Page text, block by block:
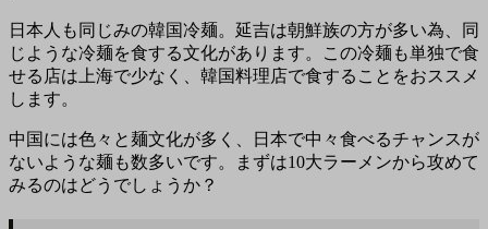
日本人も同じみの韓国冷麺。延吉は朝鮮族の方が多い為、同
じような冷麺を食する文化があります。この冷麺も単独で食
せる店は上海で少なく、韓国料理店で食することをおススメ
します。
中国には色々と麺文化が多く、日本で中々食べるチャンスが
ないような麺も数多いです。まずは10大ラーメンから攻めて
みるのはどうでしょうか？